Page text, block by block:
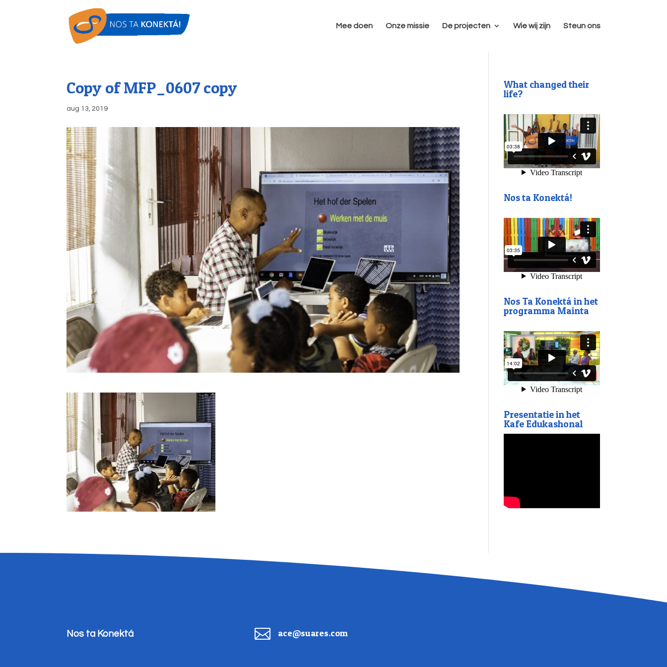
Mee doen Onze missie De projecten Wie wij zijn Steun ons
Copy of MFP_0607 copy
aug 13, 2019
What changed their
life?
Nos ta Konektá!
Nos Ta Konektá in het
programma Mainta
Presentatie in het
Kafe Edukashonal
Nos ta Konektá  ace@suares.com